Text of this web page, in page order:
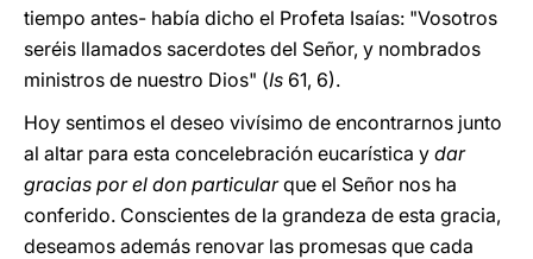
tiempo antes- había dicho el Profeta Isaías: "Vosotros
seréis llamados sacerdotes del Señor, y nombrados
ministros de nuestro Dios" (Is 61, 6).
Hoy sentimos el deseo vivísimo de encontrarnos junto
al altar para esta concelebración eucarística y dar
gracias por el don particularque el Señor nos ha
conferido. Conscientes de la grandeza de esta gracia,
deseamos además renovar las promesas que cada